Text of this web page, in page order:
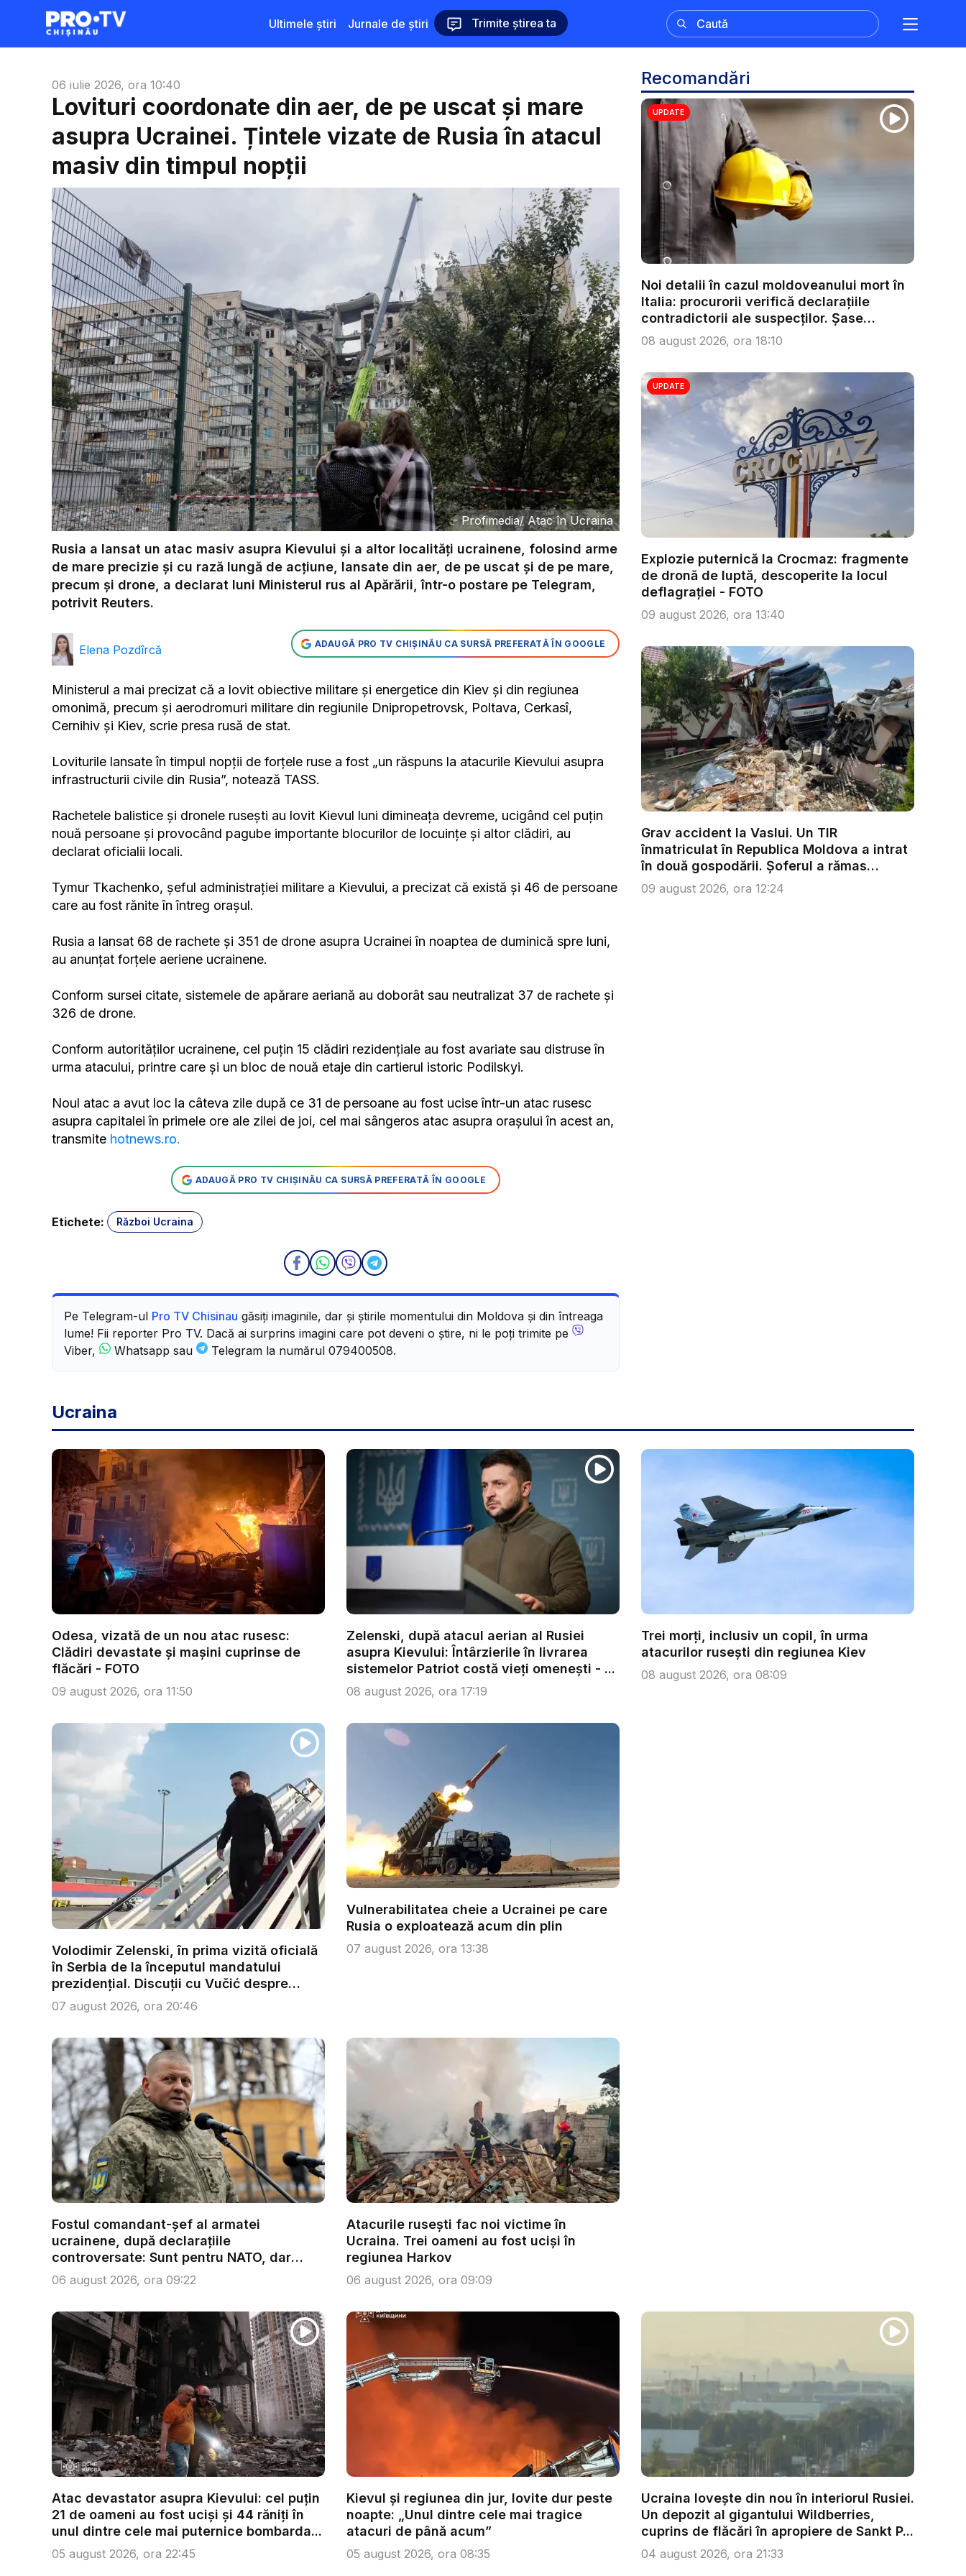
Ultimele știri Jurnale de știri Trimite știrea ta
06 iulie 2026, ora 10:40
Lovituri coordonate din aer, de pe uscat și mare
asupra Ucrainei. Țintele vizate de Rusia în atacul
masiv din timpul nopții
Profimedia/Atac în Ucraina
Rusia a lansat un atac masiv asupra Kievului și a altor localități ucrainene, folosind arme
de mare precizie și cu rază lungă de acțiune, lansate din aer, de pe uscat și de pe mare,
precum și drone, a declarat luni Ministerul rus al Apărării, într-o postare pe Telegram,
potrivit Reuters.
Elena Pozdîrcă ADAUGĂ PRO TV CHIȘINĂU CA SURSĂ PREFERATĂ ÎN GOOGLE
Ministerul a mai precizat că a lovit obiective militare și energetice din Kiev și din regiunea
omonimă, precum și aerodromuri militare din regiunile Dnipropetrovsk, Poltava, Cerkasî,
Cernihiv și Kiev, scrie presa rusă de stat.
Loviturile lansate în timpul nopții de forțele ruse a fost „un răspuns la atacurile Kievului asupra
infrastructurii civile din Rusia”, notează TASS.
Rachetele balistice și dronele rusești au lovit Kievul luni dimineața devreme, ucigând cel puțin
nouă persoane și provocând pagube importante blocurilor de locuințe și altor clădiri, au
declarat oficialii locali.
Tymur Tkachenko, șeful administrației militare a Kievului, a precizat că există și 46 de persoane
care au fost rănite în întreg orașul.
Rusia a lansat 68 de rachete și 351 de drone asupra Ucrainei în noaptea de duminică spre luni,
au anunțat forțele aeriene ucrainene.
Conform sursei citate, sistemele de apărare aeriană au doborât sau neutralizat 37 de rachete și
326 de drone.
Conform autorităților ucrainene, cel puțin 15 clădiri rezidențiale au fost avariate sau distruse în
urma atacului, printre care și un bloc de nouă etaje din cartierul istoric Podilskyi.
Noul atac a avut loc la câteva zile după ce 31 de persoane au fost ucise într-un atac rusesc
asupra capitalei în primele ore ale zilei de joi, cel mai sângeros atac asupra orașului în acest an,
transmite hotnews.ro.
ADAUGĂ PRO TV CHIȘINĂU CA SURSĂ PREFERATĂ ÎN GOOGLE
Etichete: Război Ucraina
Pe Telegram-ul Pro TV Chisinau găsiți imaginile, dar și știrile momentului din Moldova și din întreaga
lume! Fii reporter Pro TV. Dacă ai surprins imagini care pot deveni o știre, ni le poți trimite pe
Viber,
Whatsapp sau Telegram la numărul 079400508.
Recomandări
UPDATE
Noi detalii în cazul moldoveanului mort în
Italia: procurorii verifică declarațiile
contradictorii ale suspecților. Șase
persoa...
08 august 2026, ora 18:10
UPDATE
Explozie puternică la Crocmaz: fragmente
de dronă de luptă, descoperite la locul
deflagrației - FOTO
09 august 2026, ora 13:40
Grav accident la Vaslui. Un TIR
înmatriculat în Republica Moldova a intrat
în două gospodării. Șoferul a rămas
încarc...
09 august 2026, ora 12:24
Ucraina
Odesa, vizată de un nou atac rusesc:
Clădiri devastate și mașini cuprinse de
flăcări - FOTO
09 august 2026, ora 11:50
Zelenski, după atacul aerian al Rusiei
asupra Kievului: Întârzierile în livrarea
sistemelor Patriot costă vieți omenești - ...
08 august 2026, ora 17:19
Trei morți, inclusiv un copil, în urma
atacurilor rusești din regiunea Kiev
08 august 2026, ora 08:09
Volodimir Zelenski, în prima vizită oficială
în Serbia de la începutul mandatului
prezidențial. Discuții cu Vučić despre
ene...
07 august 2026, ora 20:46
Vulnerabilitatea cheie a Ucrainei pe care
Rusia o exploatează acum din plin
07 august 2026, ora 13:38
Fostul comandant-șef al armatei
ucrainene, după declarațiile
controversate: Sunt pentru NATO, dar
treb...
06 august 2026, ora 09:22
Atacurile rusești fac noi victime în
Ucraina. Trei oameni au fost uciși în
regiunea Harkov
06 august 2026, ora 09:09
Atac devastator asupra Kievului: cel puțin
21 de oameni au fost uciși și 44 răniți în
unul dintre cele mai puternice bombarda...
05 august 2026, ora 22:45
Kievul și regiunea din jur, lovite dur peste
noapte: „Unul dintre cele mai tragice
atacuri de până acum”
05 august 2026, ora 08:35
Ucraina lovește din nou în interiorul Rusiei.
Un depozit al gigantului Wildberries,
cuprins de flăcări în apropiere de Sankt P...
04 august 2026, ora 21:33